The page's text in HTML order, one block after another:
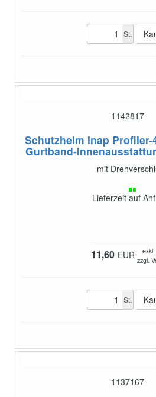
St.
1142817
Schutzhelm Inap Profiler-
Gurtband-
mit
Lieferzeit auf
11,60 EUR zzgl.
St.
1137167